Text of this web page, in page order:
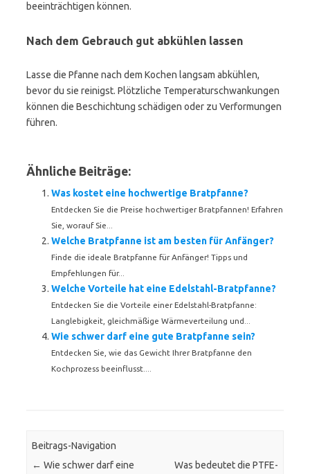
beeinträchtigen können.
Nach dem Gebrauch gut abkühlen lassen
Lasse die Pfanne nach dem Kochen langsam abkühlen,
bevor du sie reinigst. Plötzliche Temperaturschwankungen
können die Beschichtung schädigen oder zu Verformungen
führen.
Ähnliche Beiträge:
Was kostet eine hochwertige Bratpfanne?
Entdecken Sie die Preise hochwertiger Bratpfannen! Erfahren
Sie, worauf Sie...
Welche Bratpfanne ist am besten für Anfänger?
Finde die ideale Bratpfanne für Anfänger! Tipps und
Empfehlungen für...
Welche Vorteile hat eine Edelstahl-Bratpfanne?
Entdecken Sie die Vorteile einer Edelstahl-Bratpfanne:
Langlebigkeit, gleichmäßige Wärmeverteilung und...
Wie schwer darf eine gute Bratpfanne sein?
Entdecken Sie, wie das Gewicht Ihrer Bratpfanne den
Kochprozess beeinflusst....
Beitrags-Navigation
← Wie schwer darf eine
Was bedeutet die PTFE-